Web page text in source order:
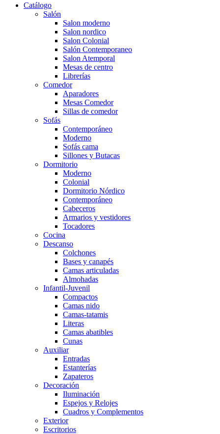
Catálogo
Salón
Salon moderno
Salon nordico
Salon Colonial
Salón Contemporaneo
Salon Atemporal
Mesas de centro
Librerías
Comedor
Aparadores
Mesas Comedor
Sillas de comedor
Sofás
Contemporáneo
Moderno
Sofás cama
Sillones y Butacas
Dormitorio
Moderno
Colonial
Dormitorio Nórdico
Contemporáneo
Cabeceros
Armarios y vestidores
Tocadores
Cocina
Descanso
Colchones
Bases y canapés
Camas articuladas
Almohadas
Infantil-Juvenil
Compactos
Camas nido
Camas-tatamis
Literas
Camas abatibles
Cunas
Auxiliar
Entradas
Estanterías
Zapateros
Decoración
Iluminación
Espejos y Relojes
Cuadros y Complementos
Exterior
Escritorios